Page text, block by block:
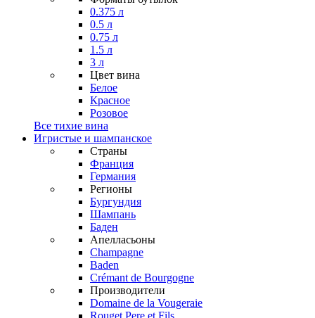
0.375 л
0.5 л
0.75 л
1.5 л
3 л
Цвет вина
Белое
Красное
Розовое
Все тихие вина
Игристые и шампанское
Страны
Франция
Германия
Регионы
Бургундия
Шампань
Баден
Апелласьоны
Champagne
Baden
Crémant de Bourgogne
Производители
Domaine de la Vougeraie
Rouget Pere et Fils